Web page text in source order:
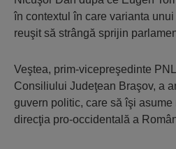
în contextul în care varianta
reuşit să strângă sprijin
Veştea, prim-vicepreşedinte
Consiliului Judeţean Braşov, a
guvern politic, care să îşi asume
direcţia pro-occidentală a